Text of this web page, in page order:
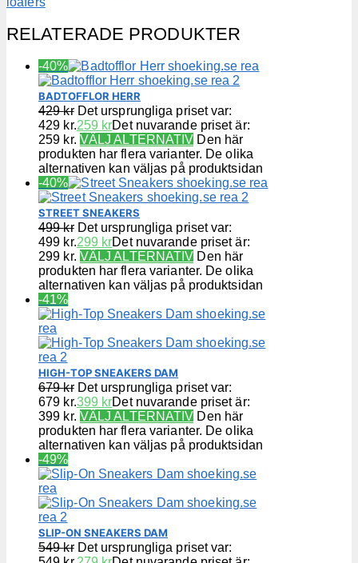
RELATERADE PRODUKTER
-40%
BADTOFFLOR HERR
429kr Det ursprungliga priset var:
429 kr.259 krDet nuvarande priset är:
259 kr. VÄLJ ALTERNATIV Den här
produkten har flera varianter. De olika
alternativen kan väljas på produktsidan
-40%
STREET SNEAKERS
499kr Det ursprungliga priset var:
499 kr.299 krDet nuvarande priset är:
299 kr. VÄLJ ALTERNATIV Den här
produkten har flera varianter. De olika
alternativen kan väljas på produktsidan
-41%
HIGH-TOP SNEAKERS DAM
679kr Det ursprungliga priset var:
679 kr.399 krDet nuvarande priset är:
399 kr. VÄLJ ALTERNATIV Den här
produkten har flera varianter. De olika
alternativen kan väljas på produktsidan
-49%
SLIP-ON SNEAKERS DAM
549kr Det ursprungliga priset var: